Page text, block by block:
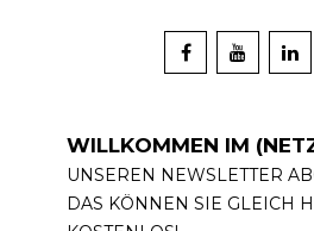
WILLKOMMEN IM
UNSEREN NEWSLETTER
DAS KÖNNEN SIE GLEICH